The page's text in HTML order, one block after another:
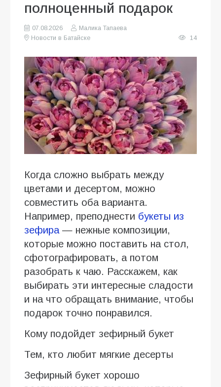
полноценный подарок
07.08.2026
Малика Тапаева
Новости в Батайске
14
Когда сложно выбрать между
цветами и десертом, можно
совместить оба варианта.
Например, преподнести букеты из
зефира— нежные композиции,
которые можно поставить на стол,
сфотографировать, а потом
разобрать к чаю. Расскажем, как
выбирать эти интересные сладости
и на что обращать внимание, чтобы
подарок точно понравился.
Кому подойдет зефирный букет
Тем, кто любит мягкие десерты
Зефирный букет хорошо